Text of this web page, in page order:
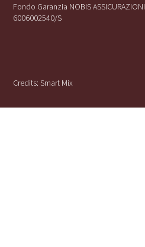
Fondo Garanzia NOBIS
6006002540/S
Credits:Smart Mix